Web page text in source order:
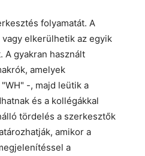
folyamatát. A
elkerülhetik az egyik
A gyakran használt
amelyek
-, majd leütik a
és a kollégákkal
tördelés a szerkesztők
amikor a
a